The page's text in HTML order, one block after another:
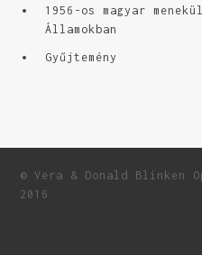
1956-os magyar
Államokban
Gyűjtemény
© Vera & Donald Blinken
2016